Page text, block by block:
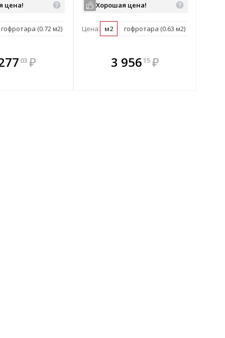
цена!
гофротара (0.72 м2)
03 ₽
В комплекте
всегда выгоднее!
Хорошая цена!
Цена: м2 гофротара (0.63 м2)
комплекте
выгоднее!
3 956 15 ₽